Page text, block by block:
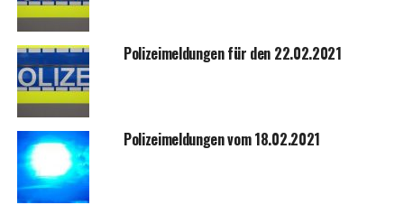
Poli­zei­mel­dun­gen für den 22.02.2021
Poli­zei­mel­dun­gen vom 18.02.2021